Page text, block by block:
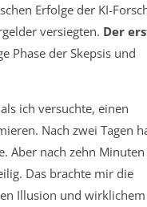
Erfolge der KI-
versiegten. Der
Phase der Skepsis und
ich versuchte, einen
Nach zwei Tagen
Aber nach zehn
Das brachte mir die
Illusion und wirklichem